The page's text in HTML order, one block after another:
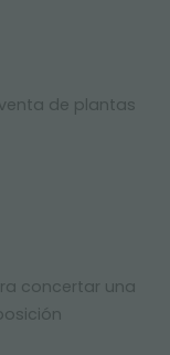
de plantas
concertar una